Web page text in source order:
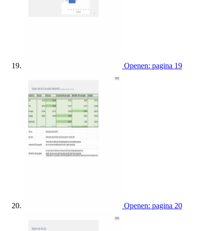
Openen: pagina 19
Openen: pagina 20